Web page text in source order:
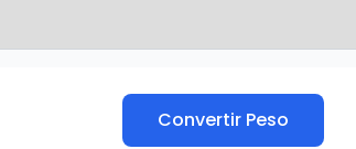
Convertir Peso